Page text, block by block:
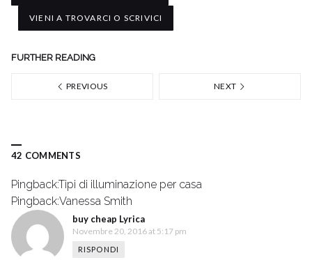
VIENI A TROVARCI O SCRIVICI
FURTHER READING
PREVIOUS NEXT
42 COMMENTS
Pingback:Tipi di illuminazione per casa
Pingback:Vanessa Smith
buy cheap Lyrica
Novembre 20, 2016 at 5:17 pm
RISPONDI